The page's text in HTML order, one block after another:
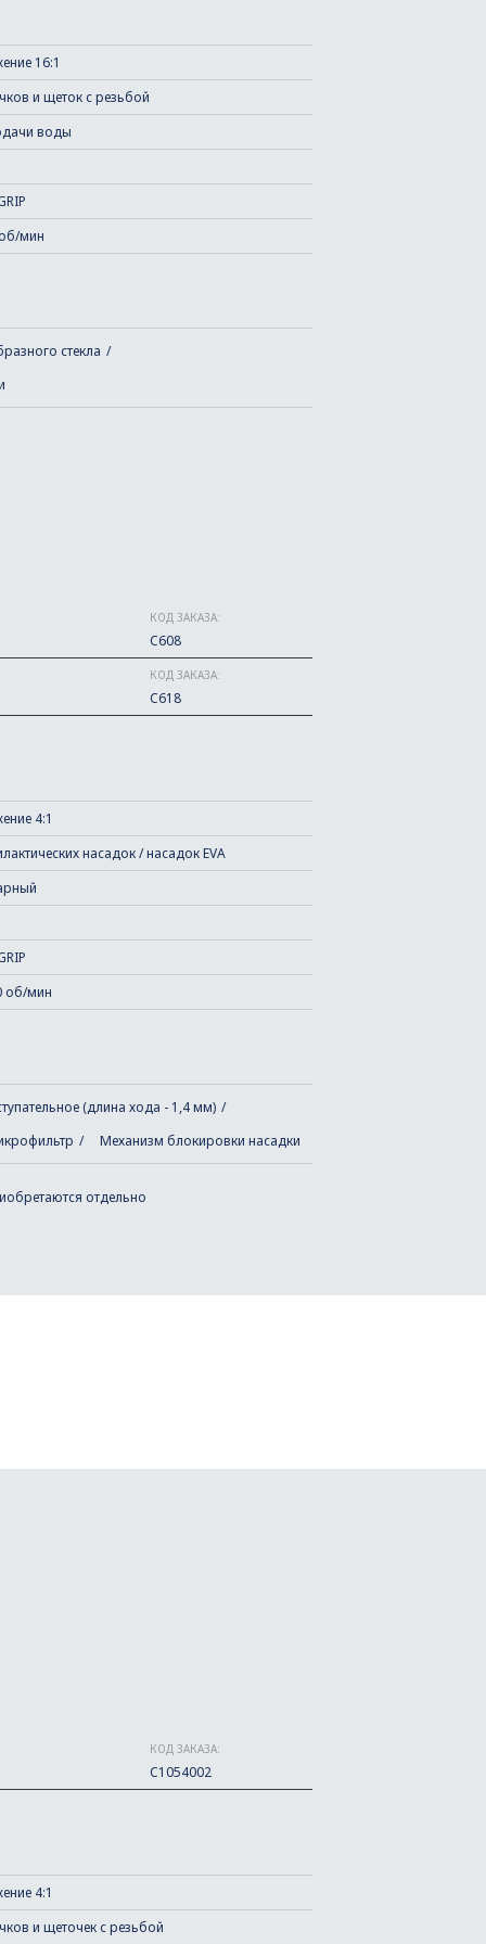
16:1
и щеток с резьбой
воды
мин
стекла
КОД ЗАКАЗА:
C608
КОД ЗАКАЗА:
C618
4:1
насадок / насадок EVA
об/мин
(длина хода - 1,4 мм)
Механизм блокировки насадки
отдельно
КОД ЗАКАЗА:
C1054002
4:1
и щеточек с резьбой